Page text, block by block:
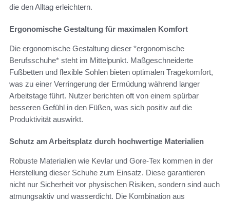
die den Alltag erleichtern.
Ergonomische Gestaltung für maximalen Komfort
Die ergonomische Gestaltung dieser *ergonomische
Berufsschuhe* steht im Mittelpunkt. Maßgeschneiderte
Fußbetten und flexible Sohlen bieten optimalen Tragekomfort,
was zu einer Verringerung der Ermüdung während langer
Arbeitstage führt. Nutzer berichten oft von einem spürbar
besseren Gefühl in den Füßen, was sich positiv auf die
Produktivität auswirkt.
Schutz am Arbeitsplatz durch hochwertige Materialien
Robuste Materialien wie Kevlar und Gore-Tex kommen in der
Herstellung dieser Schuhe zum Einsatz. Diese garantieren
nicht nur Sicherheit vor physischen Risiken, sondern sind auch
atmungsaktiv und wasserdicht. Die Kombination aus